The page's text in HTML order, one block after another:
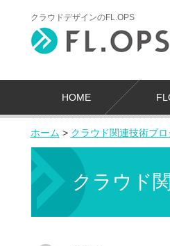
クラウドデザインのFL.OPS
HOME
ホーム > クラウド関連技術ブロ
クラウド